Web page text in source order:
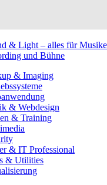
& Light – alles für
und Bühne
& Imaging
& Webdesign
& Training
& IT Professional
& Utilities